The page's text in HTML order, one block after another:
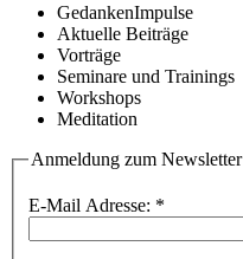
GedankenImpulse
Aktuelle Beiträge
Vorträge
Seminare und Trainings
Workshops
Meditation
Anmeldung zum Newsletter
E-Mail Adresse: *